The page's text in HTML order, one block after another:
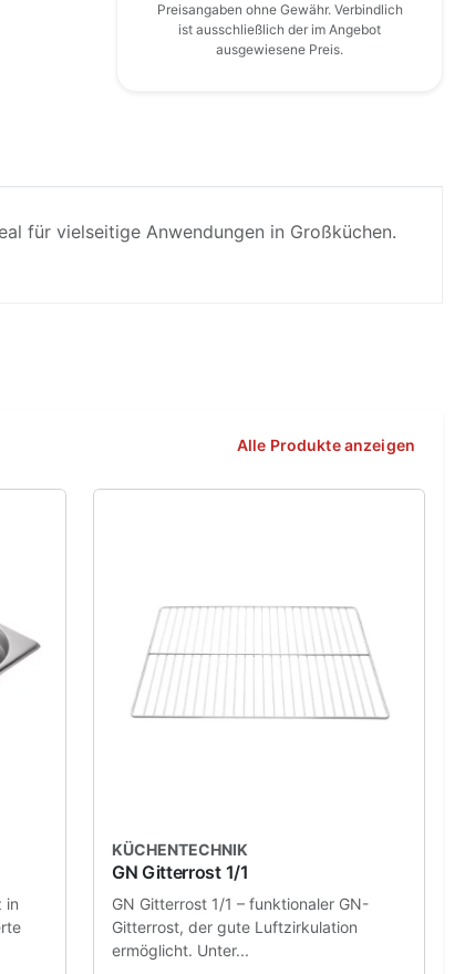
Preisangaben ohne Gewähr. Verbindlich
ist ausschließlich der im Angebot
ausgewiesene Preis.
für vielseitige Anwendungen in Großküchen.
Alle Produkte anzeigen
in
KÜCHENTECHNIK
GN Gitterrost 1/1
GN Gitterrost 1/1 – funktionaler GN-
Gitterrost, der gute Luftzirkulation
ermöglicht. Unter...